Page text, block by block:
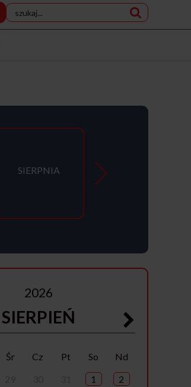
SIERPNIA
2026
SIERPIEŃ
Śr Cz Pt So
Nd
1 2